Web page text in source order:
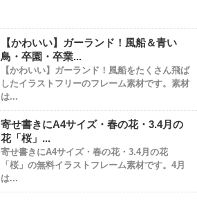
【かわいい】ガーランド！風船＆青い
鳥・卒園・卒業...
【かわいい】ガーランド！風船をたくさん飛ば
したイラストフリーのフレーム素材です。素材
は...
寄せ書きにA4サイズ・春の花・3.4月の
花「桜」...
寄せ書きにA4サイズ・春の花・3.4月の花
「桜」の無料イラストフレーム素材です。4月
は...